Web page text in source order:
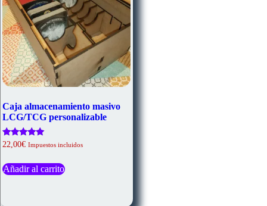
Caja almacenamiento masivo
LCG/TCG personalizable
Valorado
de 5
22,00€ Impuestos incluidos
Añadir al carrito